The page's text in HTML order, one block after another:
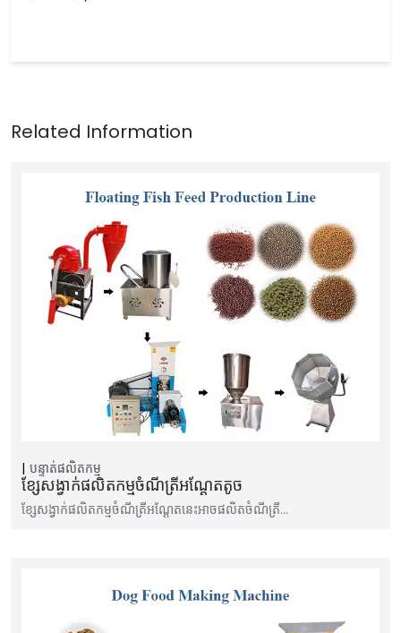
បន្ទាត់ផលិតកម្ម
ខ្សែសង្វាក់ផលិតកម្មចំណីត្រីអណ្តែតតូច
ខ្សែសង្វាក់ផលិតកម្មចំណីត្រីអណ្តែតនេះអាចផលិតចំណីត្រី…